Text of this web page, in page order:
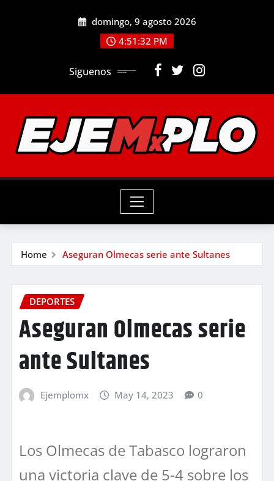
domingo, 9 agosto 2026
4:51:34 PM
Siguenos
Home Aseguran Olmecas serie ante Sultanes
DEPORTES
Aseguran Olmecas serie
ante Sultanes
Ejemplomx May 14, 2023 0
Los Olmecas de Tabasco lograron
una victoria clave de 5-4 sobre los